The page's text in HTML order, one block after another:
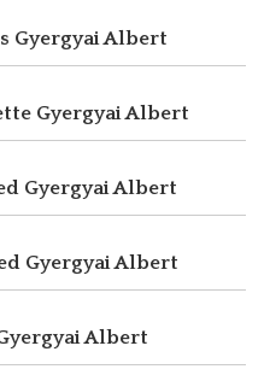
Gyergyai Albert
Gyergyai Albert
Gyergyai Albert
Gyergyai Albert
Albert